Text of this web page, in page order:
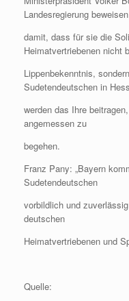
Landesregierung beweisen
damit, dass für sie die
Heimatvertriebenen nicht
Lippenbekenntnis,
Sudetendeutschen in
werden das Ihre
angemessen zu
begehen.
Franz Pany: „Bayern
Sudetendeutschen
vorbildlich und
deutschen
Heimatvertriebenen und
Quelle: